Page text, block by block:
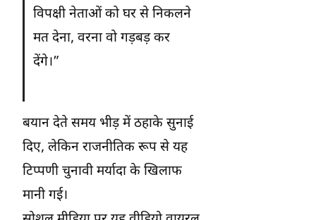
विपक्षी नेताओं को घर से निकलने
मत देना, वरना वो गड़बड़ कर
देंगे।”
बयान देते समय भीड़ में ठहाके सुनाई
दिए, लेकिन राजनीतिक रूप से यह
टिप्पणी चुनावी मर्यादा के खिलाफ
मानी गई।